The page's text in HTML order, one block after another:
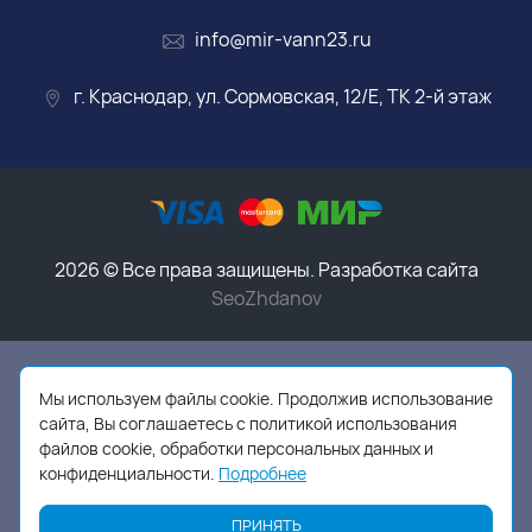
info@mir-vann23.ru
г. Краснодар, ул. Сормовская, 12/Е, ТК 2-й этаж
2026 © Все права защищены. Разработка сайта
SeoZhdanov
Данный интернет-магазин носит исключительно
информационный характер и ни при каких условиях
информационные материалы, размеры, фото и цены
сайта не являются публичной офертой, в соответствии
с пунктом 2 статьи 437 ГК РФ
Мы используем файлы cookie. Продолжив использование
сайта, Вы соглашаетесь с политикой использования
файлов cookie, обработки персональных данных и
конфиденциальности. Подробнее
ПРИНЯТЬ